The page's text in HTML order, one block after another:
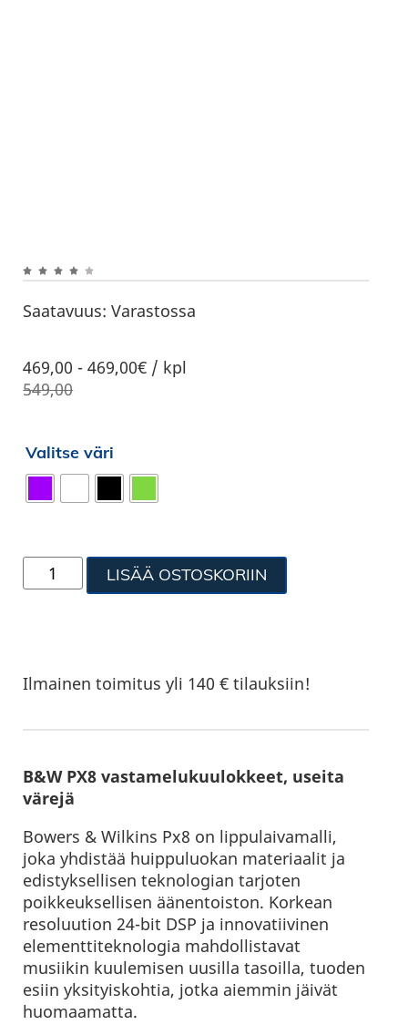
Saatavuus: Varastossa
469,00 -469,00€ / kpl
549,00
Valitse väri
LISÄÄ OSTOSKORIIN
Ilmainen toimitus yli 140 € tilauksiin!
B&W PX8 vastamelukuulokkeet, useita
värejä
Bowers & Wilkins Px8 on lippulaivamalli,
joka yhdistää huippuluokan materiaalit ja
edistyksellisen teknologian tarjoten
poikkeuksellisen äänentoiston. Korkean
resoluution 24-bit DSP ja innovatiivinen
elementtiteknologia mahdollistavat
musiikin kuulemisen uusilla tasoilla, tuoden
esiin yksityiskohtia, jotka aiemmin jäivät
huomaamatta.